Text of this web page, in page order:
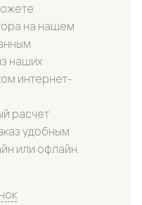
на нашем
наших
интернет-
расчет
удобным
или офлайн.